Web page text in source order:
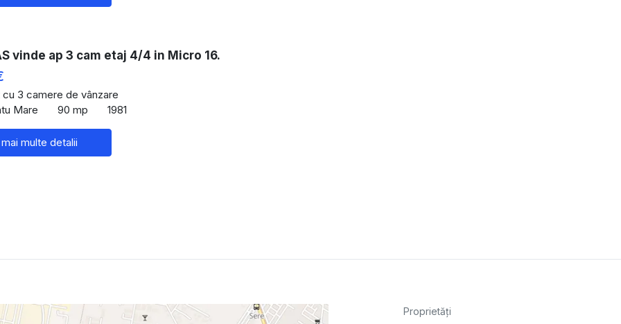
vinde ap 3 cam etaj 4/4 in Micro 16.
3 camere de vânzare
Mare
90 mp 1981
multe detalii
Proprietăți